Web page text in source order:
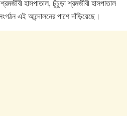
হাসপাতাল, চুঁচুড়া শ্রমজীবী হাসপাতাল
এই আন্দোলনের পাশে দাঁড়িয়েছে।